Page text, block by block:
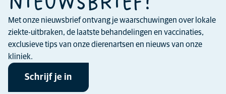
Met onze nieuwsbrief ontvang je waarschuwingen over lokale
ziekte-uitbraken, de laatste behandelingen en vaccinaties,
exclusieve tips van onze dierenartsen en nieuws van onze
kliniek.
Schrijf je in